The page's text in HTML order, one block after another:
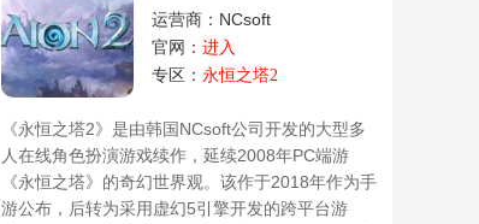
运营商：NCsoft
官网： 进入
专区： 永恒之塔2
《永恒之塔2》是由韩国NCsoft公司开发的大型多
人在线角色扮演游戏续作，延续2008年PC端游
《永恒之塔》的奇幻世界观。该作于2018年作为手
游公布，后转为采用虚幻5引擎开发的跨平台游